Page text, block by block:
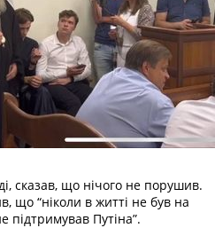
сказав, що нічого не порушив.
що “ніколи в житті не був на
підтримував Путіна”.